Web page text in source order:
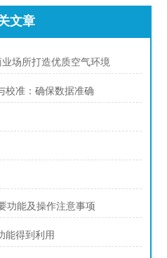
文章
场所打造优质空气环境
校准：确保数据准确
功能及操作注意事项
能得到利用